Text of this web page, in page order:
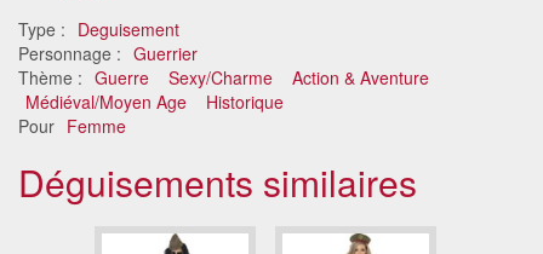
Type : Deguisement
Personnage : Guerrier
Thème : Guerre Sexy/Charme
Action & Aventure
Médiéval/Moyen Age
Historique
Pour Femme
Déguisements similaires